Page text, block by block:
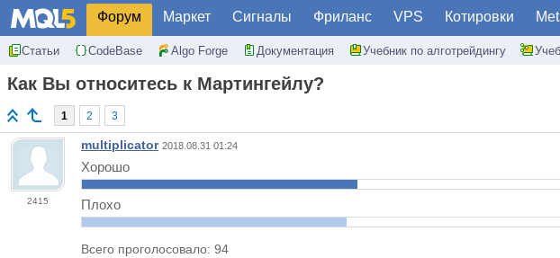
Форум Маркет Сигналы Фриланс VPS Котировки
Статьи CodeBase Algo Forge Документация Учебник по алготрейдингу
Как Вы относитесь к Мартингейлу?
1 2 3
2415
multiplicator 2018.08.31 01:24
Хорошо
Плохо
Всего проголосовало: 94